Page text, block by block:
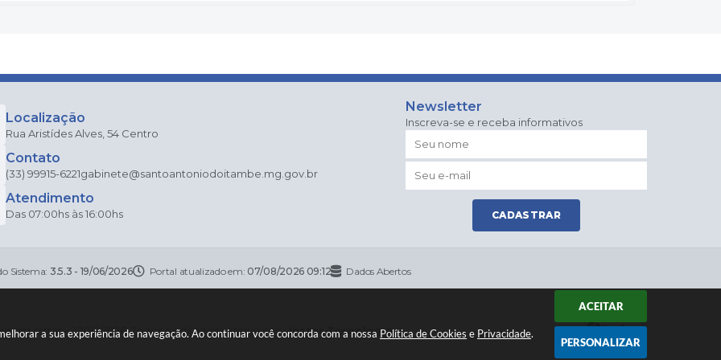
a sua experiência de navegação. Ao continuar você concorda com a nossa Política de Cookies e Privacidade.
ACEITAR
PERSONALIZAR
Localização
Rua Aristídes Alves, 54 Centro
Contato
(33) 99915-6221gabinete@santoantoniodoitambe.mg.gov.br
Atendimento
Das 07:00hs às 16:00hs
Newsletter
Inscreva-se e receba informativos
CADASTRAR
Sistema: 3.5.3 - 19/06/2026 Portal atualizado em: 07/08/2026 09:12 Dados Abertos
Instar - 2006-2026. Todos os direitos reservados -Instar Tecnologia